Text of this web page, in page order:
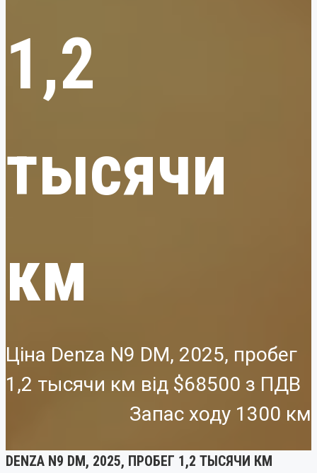
1,2
тысячи
км
Ціна Denza N9 DM, 2025, пробег
1,2 тысячи км від $68500
Запас ходу 1300 км
DENZA N9 DM, 2025, ПРОБЕГ 1,2 ТЫСЯЧИ КМ